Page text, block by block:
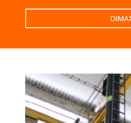
DIMA